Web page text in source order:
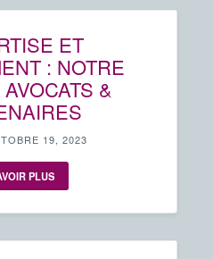
ET
: NOTRE
&
19, 2023
PLUS